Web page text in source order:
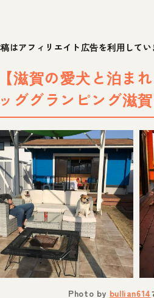
はアフィリエイト広告を利用してい
滋賀の愛犬と泊ま
ググランピング滋
Photo by bullian614